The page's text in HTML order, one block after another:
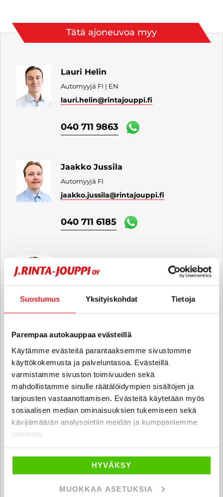
Suostumus Yksityiskohdat Tietoja
Parempaa autokauppaa evästeillä
Käytämme evästeitä parantaaksemme sivustomme
käyttökokemusta ja palveluntasoa. Evästeillä
varmistamme sivuston toimivuuden sekä
mahdollistamme sinulle räätälöidympien sisältöjen ja
tarjousten vastaanottamisen. Evästeitä käytetään myös
sosiaalisen median ominaisuuksien tukemiseen sekä
kävijämäärän analysointiin meidän ja kumppaniemme
toimesta.
HYVÄKSY
MUOKKAA ASETUKSIA
Tätä ajoneuvoa myy
Lauri Helin
Automyyjä FI | EN
lauri.helin@rintajouppi.fi
040 711 9863
Jaakko Jussila
Automyyjä FI
jaakko.jussila@rintajouppi.fi
040 711 6185
Automyyjä FI
040 711 6183
Jesse Mäntylä
Automyyjä FI | EN
jesse.mantyla@rintajouppi.fi
040 711 6180
Automyyjä